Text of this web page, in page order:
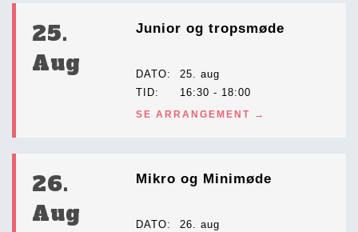
25.
Aug
Junior og tropsmøde
DATO
25. aug
TID
16:30 - 18:00
SE ARRANGEMENT
26.
Aug
Mikro og Minimøde
DATO
26. aug